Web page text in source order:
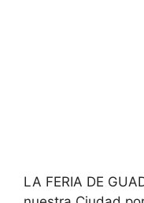
LA FERIA DE